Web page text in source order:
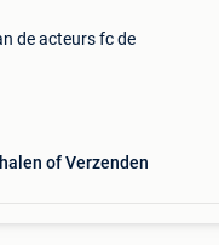
de acteurs fc de
of Verzenden